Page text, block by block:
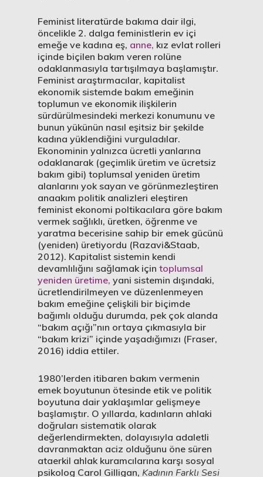
Feminist literatürde bakıma dair ilgi,
öncelikle 2. dalga feministlerin ev içi
emeğe ve kadına eş, anne, kız evlat rolleri
içinde biçilen bakım veren rolüne
odaklanmasıyla tartışılmaya başlamıştır.
Feminist araştırmacılar, kapitalist
ekonomik sistemde bakım emeğinin
toplumun ve ekonomik ilişkilerin
sürdürülmesindeki merkezi konumunu ve
bunun yükünün nasıl eşitsiz bir şekilde
kadına yüklendiğini vurguladılar.
Ekonominin yalnızca ücretli yanlarına
odaklanarak (geçimlik üretim ve ücretsiz
bakım gibi) toplumsal yeniden üretim
alanlarını yok sayan ve görünmezleştiren
anaakım politik analizleri eleştiren
feminist ekonomi poltikacılara göre bakım
vermek sağlıklı, üretken, öğrenme ve
yaratma becerisine sahip bir emek gücünü
(yeniden) üretiyordu (Razavi&Staab,
2012). Kapitalist sistemin kendi
devamlılığını sağlamak içintoplumsal
yeniden üretime, yani sistemin dışındaki,
ücretlendirilmeyen ve düzenlenmeyen
bakım emeğine çelişkili bir biçimde
bağımlı olduğu durumda, pek çok alanda
“bakım açığı”nın ortaya çıkmasıyla bir
“bakım krizi” içinde yaşadığımızı (Fraser,
2016) iddia ettiler.
1980’lerden itibaren bakım vermenin
emek boyutunun ötesinde etik ve politik
boyutuna dair yaklaşımlar gelişmeye
başlamıştır. O yıllarda, kadınların ahlaki
doğruları sistematik olarak
değerlendirmekten, dolayısıyla adaletli
davranmaktan aciz olduğunu öne süren
ataerkil ahlak kuramcılarına karşı sosyal
psikolog Carol Gilligan, Kadının Farklı Sesi